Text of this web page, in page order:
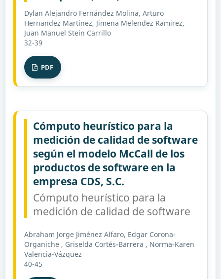
Dylan Alejandro Fernández Molina, Arturo
Hernandez Martinez, Jimena Melendez Ramirez,
Juan Manuel Stein Carrillo
32-39
PDF
Cómputo heurístico para la
medición de calidad de software
según el modelo McCall de los
productos de software en la
empresa CDS, S.C.
Cómputo heurístico para la
medición de calidad de software
Abraham Jorge Jiménez Alfaro, Edgar Corona-
Organiche , Griselda Cortés-Barrera , Norma-Karen
Valencia-Vázquez
40-45